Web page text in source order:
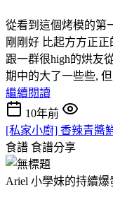
從看到這個烤模的第
剛剛好 比起方方正
跟一群很high的烘友
期中的大了一些些,
繼續閱讀
10年前
[私家小廚] 香辣青醬
食譜 食譜分享
Ariel 小學妹的持續